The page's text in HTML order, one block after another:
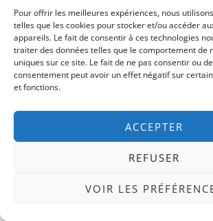
Pour offrir les meilleures expériences, nous
telles que les cookies pour stocker et/ou accéder
appareils. Le fait de consentir à ces technologies
traiter des données telles que le comportement de
uniques sur ce site. Le fait de ne pas consentir ou
consentement peut avoir un effet négatif sur
et fonctions.
ACCEPTER
REFUSER
VOIR LES
Alignement & Sens
Bilan de Compétences
Coaching Professionnel
Commencer par pourquoi – Simon
Compétences & Soft Skills
Devenez génial – David Perroud
Épanouissement Professionnel